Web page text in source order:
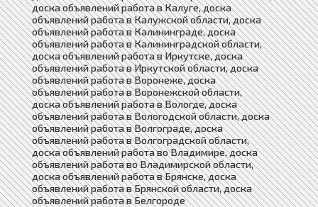
доска объявлений работа в Калуге, доска
объявлений работа в Калужской области, доска
объявлений работа в Калининграде, доска
объявлений работа в Калининградской области,
доска объявлений работа в Иркутске, доска
объявлений работа в Иркутской области, доска
объявлений работа в Воронеже, доска
объявлений работа в Воронежской области,
доска объявлений работа в Вологде, доска
объявлений работа в Вологодской области, доска
объявлений работа в Волгограде, доска
объявлений работа в Волгоградской области,
доска объявлений работа во Владимире, доска
объявлений работа во Владимирской области,
доска объявлений работа в Брянске, доска
объявлений работа в Брянской области, доска
объявлений работа в Белгороде